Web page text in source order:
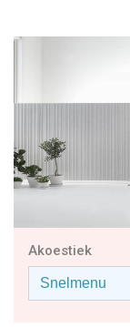
Akoestiek